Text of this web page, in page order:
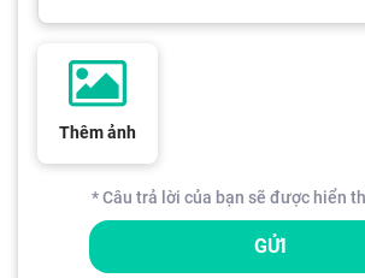
Thêm ảnh
* Câu trả lời của bạn sẽ được hiển
GỬI